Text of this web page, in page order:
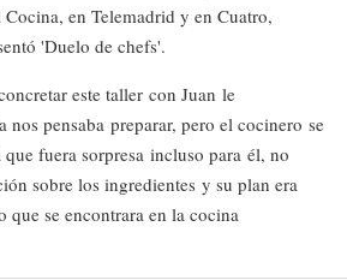
en Telemadrid y en Cuatro,
'Duelo de chefs'.
este taller con Juan le
nos pensaba preparar, pero el cocinero se
fuera sorpresa incluso para él, no
sobre los ingredientes y su plan era
que se encontrara en la cocina